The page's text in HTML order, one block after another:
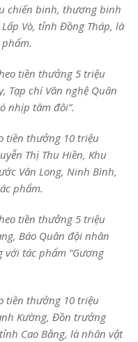
chiến binh, thương binh
Vò, tỉnh Đồng Tháp, là
tiền thưởng 5 triệu
Tạp chí Văn nghệ Quân
nhịp tâm đôi”.
tiền thưởng 10 triệu
Thị Thu Hiền, Khu
Vân Long, Ninh Bình,
phẩm.
tiền thưởng 5 triệu
Báo Quân đội nhân
với tác phẩm “Gương
tiền thưởng 10 triệu
Kường, Đồn trưởng
Cao Bằng, là nhân vật